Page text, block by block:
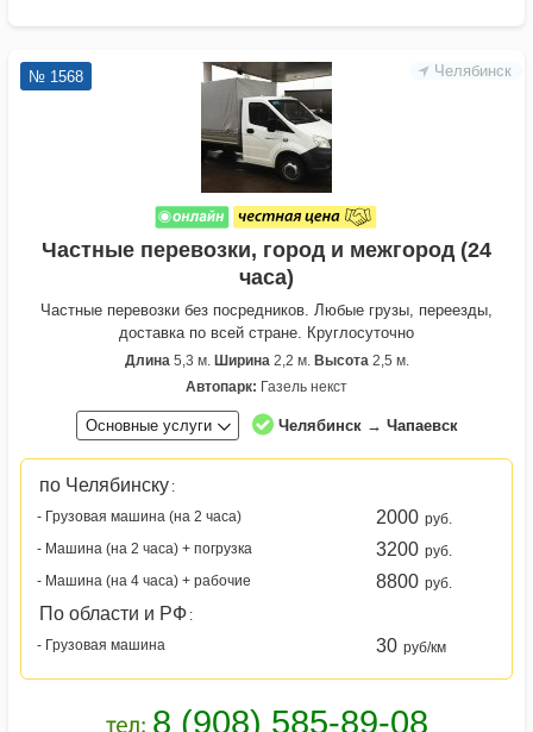
Челябинск
№ 1568
Частные перевозки, город и межгород (24
часа)
Частные перевозки без посредников. Любые грузы, переезды,
доставка по всей стране. Круглосуточно
Длина5,3 м. Ширина2,2 м. Высота2,5 м.
Автопарк: Газель некст
Основные услуги Челябинск → Чапаевск
по Челябинску :
- Грузовая машина (на 2 часа)
2000 руб.
- Машина (на 2 часа) + погрузка
3200 руб.
- Машина (на 4 часа) + рабочие
8800 руб.
По области и РФ :
- Грузовая машина
30 руб/км